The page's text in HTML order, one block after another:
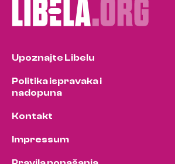
Upoznajte Libelu
Politika ispravaka i
nadopuna
Kontakt
Impressum